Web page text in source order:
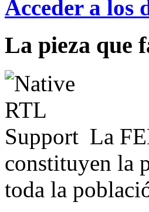
Acceder a los
La pieza que
La
constituyen la
toda la